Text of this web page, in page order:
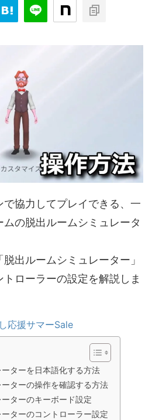
協力してプレイできる、一
ムの脱出ルームシミュレータ
出ルームシミュレーター」
ローラーの設定を解説しま
応援サマーSale
ターを日本語化する方法
ターの操作を確認する方法
ターのキーボード設定
ターのコントローラー設定